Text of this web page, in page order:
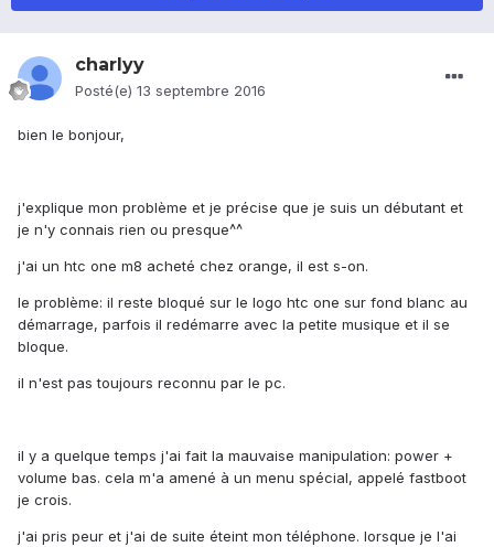
charlyy
Posté(e) 13 septembre 2016
bien le bonjour,
j'explique mon problème et je précise que je suis un débutant et
je n'y connais rien ou presque^^
j'ai un htc one m8 acheté chez orange, il est s-on.
le problème: il reste bloqué sur le logo htc one sur fond blanc au
démarrage, parfois il redémarre avec la petite musique et il se
bloque.
il n'est pas toujours reconnu par le pc.
il y a quelque temps j'ai fait la mauvaise manipulation: power +
volume bas. cela m'a amené à un menu spécial, appelé fastboot
je crois.
j'ai pris peur et j'ai de suite éteint mon téléphone. lorsque je l'ai